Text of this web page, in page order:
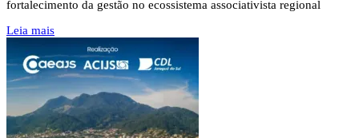
fortalecimento da gestão no ecossistema associativista regional
Leia mais